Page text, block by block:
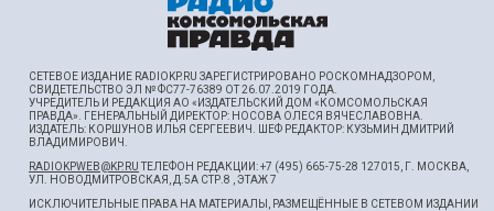
СЕТЕВОЕ ИЗДАНИЕ RADIOKP.RU ЗАРЕГИСТРИРОВАНО РОСКОМНАДЗОРОМ,
СВИДЕТЕЛЬСТВО ЭЛ № ФС77-76389 ОТ 26.07.2019 ГОДА.
УЧРЕДИТЕЛЬ И РЕДАКЦИЯ АО «ИЗДАТЕЛЬСКИЙ ДОМ «КОМСОМОЛЬСКАЯ
ПРАВДА». ГЕНЕРАЛЬНЫЙ ДИРЕКТОР: НОСОВА ОЛЕСЯ ВЯЧЕСЛАВОВНА.
ИЗДАТЕЛЬ: КОРШУНОВ ИЛЬЯ СЕРГЕЕВИЧ. ШEФ РЕДАКТОР: КУЗЬМИН ДМИТРИЙ
ВЛАДИМИРОВИЧ.
RADIOKPWEB@KP.RUТЕЛЕФОН РЕДАКЦИИ: +7 (495) 665-75-28 127015, Г. МОСКВА,
УЛ. НОВОДМИТРОВСКАЯ, Д.5А СТР.8 , ЭТАЖ 7
ИСКЛЮЧИТЕЛЬНЫЕ ПРАВА НА МАТЕРИАЛЫ, РАЗМЕЩЁННЫЕ В СЕТЕВОМ ИЗДАНИИ